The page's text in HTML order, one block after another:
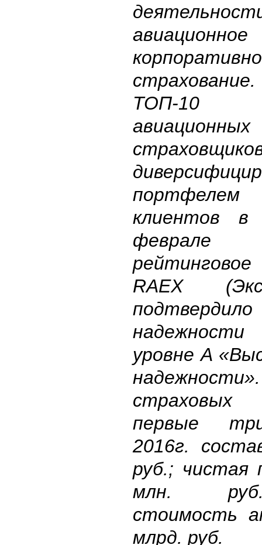
ТОП-10
авиационных
портфелем
клиентов в
RAEX
уровне A
первые
2016г.
руб.; чистая
млн.
стоимость
млрд. руб.